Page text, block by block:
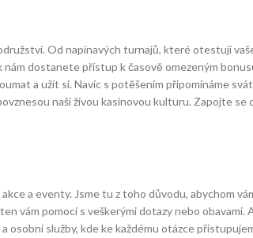
Od napínavých turnajů, které otestují
dostanete přístup k časově omezeným
a užít si. Navíc s potěšením připomínáme
naši živou kasinovou kulturu. Zapojte se
a eventy. Jsme tu z toho důvodu, abychom
vám pomoci s veškerými dotazy nebo obavami.
služby, kde ke každému otázce